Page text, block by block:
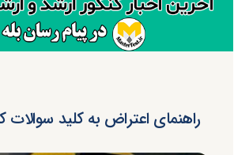
راهنمای اعتراض به کلید سوالات